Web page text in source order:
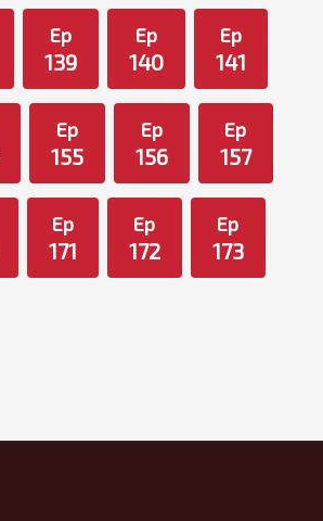
Ep
139
Ep
140
Ep
141
Ep
155
Ep
156
Ep
157
Ep
171
Ep
172
Ep
173